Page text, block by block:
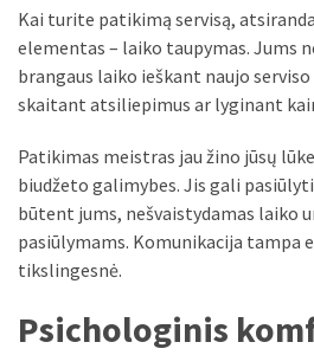
Kai turite patikimą servisą,
elementas – laiko taupymas. Jums
brangaus laiko ieškant naujo
skaitant atsiliepimus ar lyginant
Patikimas meistras jau žino jūsų
biudžeto galimybes. Jis gali
būtent jums, nešvaistydamas laiko
pasiūlymams. Komunikacija tampa
tikslingesnė.
Psichologinis